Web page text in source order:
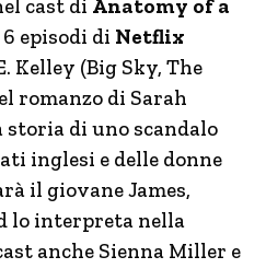
cast di Anatomy of a
episodi di Netflix
Kelley (Big Sky, The
romanzo di Sarah
di uno scandalo
inglesi e delle donne
il giovane James,
lo interpreta nella
anche Sienna Miller e